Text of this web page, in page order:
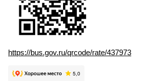
https://bus.gov.ru/qrcode/rate/437973